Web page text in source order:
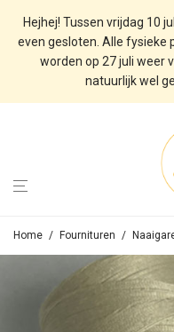
Hejhej! Tussen vrijdag 10
even gesloten. Alle fysieke
worden op 27 juli weer
natuurlijk wel
Home / Fournituren /